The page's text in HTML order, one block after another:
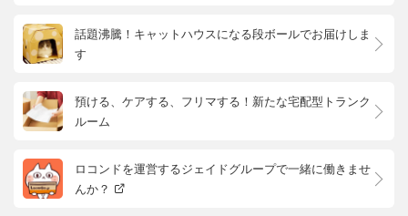
話題沸騰！キャットハウスになる段ボールでお届けしま
す
預ける、ケアする、フリマする！新たな宅配型トランク
ルーム
ロコンドを運営するジェイドグループで一緒に働きませ
んか？